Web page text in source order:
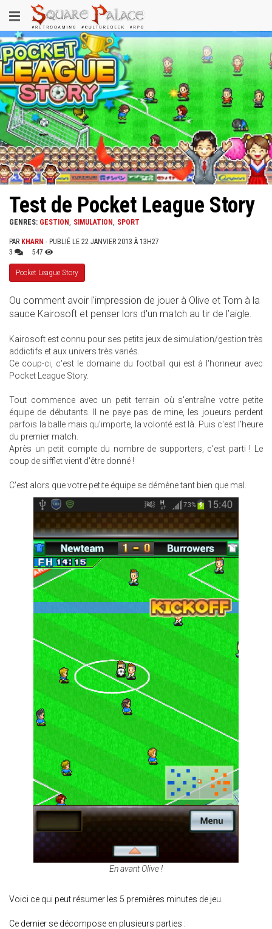
au
contenu
principal
Toggle
navigation
Test de Pocket League Story
GENRES: GESTION SIMULATION SPORT
PAR KHARN - PUBLIÉ LE 22 JANVIER 2013 À 13H27
3
547
Pocket League Story
Ou comment avoir l'impression de jouer à Olive et Tom à la
sauce Kairosoft et penser lors d'un match au tir de l’aigle.
Kairosoft est connu pour ses petits jeux de simulation/gestion très
addictifs et aux univers très variés.
Ce coup-ci, c'est le domaine du football qui est à l'honneur avec
Pocket League Story.
Tout commence avec un petit terrain où s'entraîne votre petite
équipe de débutants. Il ne paye pas de mine, les joueurs perdent
parfois la balle mais qu'importe, la volonté est là. Puis c'est l'heure
du premier match.
Après un petit compte du nombre de supporters, c'est parti ! Le
coup de sifflet vient d'être donné !
C'est alors que votre petite équipe se démène tant bien que mal.
En avant Olive !
Voici ce qui peut résumer les 5 premières minutes de jeu.
Ce dernier se décompose en plusieurs parties :